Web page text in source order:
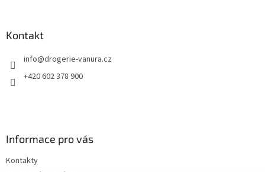
Kontakt
info@drogerie-vanura.cz
+420 602 378 900
Informace pro vás
Kontakty